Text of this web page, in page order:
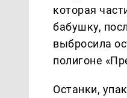
которая
бабушку,
выбросила
полигоне
Останки,